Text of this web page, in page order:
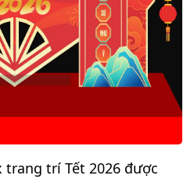
trí Tết 2026 được